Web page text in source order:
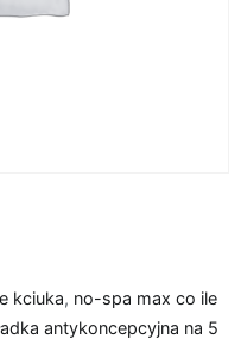
kciuka, no-spa max co ile
antykoncepcyjna na 5